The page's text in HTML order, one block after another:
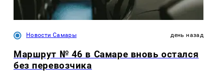
Новости Самары день назад
Маршрут № 46 в Самаре вновь остался
без перевозчика